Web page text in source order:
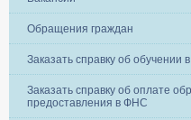
Обращения граждан
Заказать справку об
Заказать справку об оплате
предоставления в ФНС